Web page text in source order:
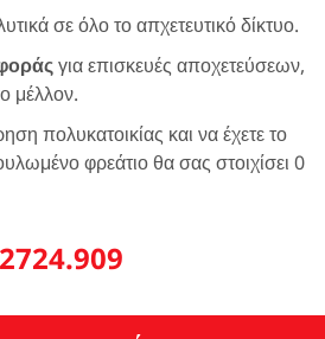
σε όλο το απχετευτικό δίκτυο.
για επισκευές αποχετεύσεων,
μέλλον.
πολυκατοικίας και να έχετε το
φρεάτιο θα σας στοιχίσει 0